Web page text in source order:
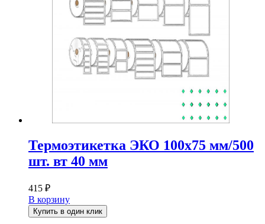
Термоэтикетка ЭКО 100х75 мм/500
шт. вт 40 мм
415 ₽
В корзину
Купить в один клик